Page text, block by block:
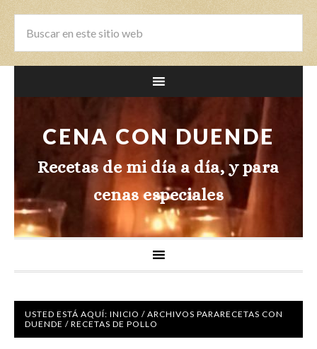
CENA CON DUENDE
Recetas de mi día a día, y para
cenas especiales
USTED ESTÁ AQUÍ: INICIO / ARCHIVOS PARARECETAS CON
DUENDE / RECETAS DE POLLO